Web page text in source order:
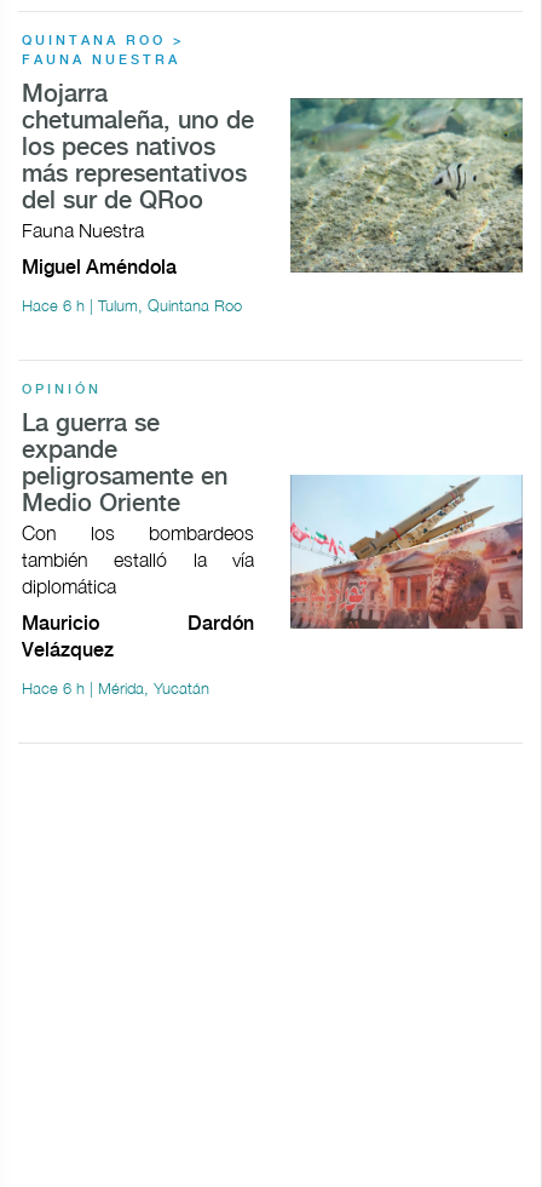
QUINTANA ROO >
FAUNA NUESTRA
Mojarra
chetumaleña, uno de
los peces nativos
más representativos
del sur de QRoo
Fauna Nuestra
Miguel Améndola
Hace 6 h | Tulum, Quintana Roo
OPINIÓN
La guerra se
expande
peligrosamente en
Medio Oriente
Con los bombardeos
también estalló la vía
diplomática
Mauricio Dardón
Velázquez
Hace 6 h | Mérida, Yucatán